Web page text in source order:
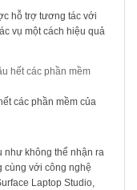
hỗ trợ tương tác với
vụ một cách hiệu quả
các phần mềm của
như không thể nhận ra
cùng với công nghệ
Laptop Studio,